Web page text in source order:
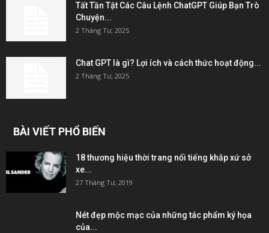
Tất Tần Tật Các Câu Lệnh ChatGPT Giúp Bạn Trò
Chuyện...
2 Tháng Tư, 2025
Chat GPT là gì? Lợi ích và cách thức hoạt động...
2 Tháng Tư, 2025
BÀI VIẾT PHỔ BIẾN
18 thương hiệu thời trang nổi tiếng khắp xứ sở
xe...
27 Tháng Tư, 2019
Nét đẹp mộc mạc của những tác phẩm ký họa
của...